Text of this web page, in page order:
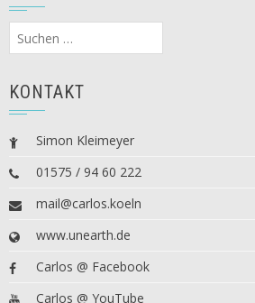
Suchen
nach:
KONTAKT
Simon Kleimeyer
01575 / 94 60 222
mail@carlos.koeln
www.unearth.de
Carlos @ Facebook
Carlos @ YouTube